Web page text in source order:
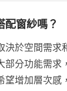
配窗紗嗎？
決於空間需求
部分功能需求
望增加層次感